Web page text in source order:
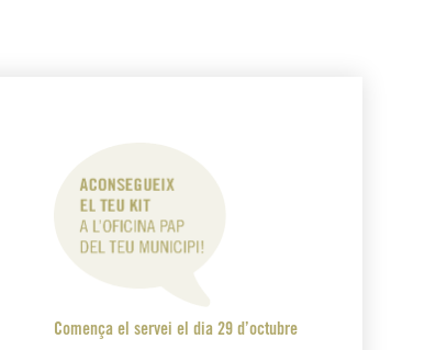
Comença el servei el dia 29 d’octubre